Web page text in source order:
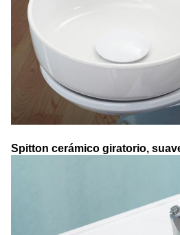
Spitton cerámico giratorio,